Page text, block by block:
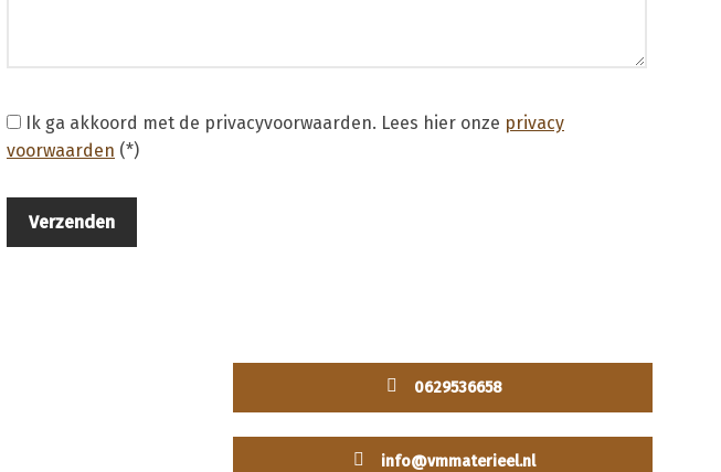
Ik ga akkoord met de privacyvoorwaarden. Lees hier onze privacy
voorwaarden (*)
0629536658
info@vmmaterieel.nl